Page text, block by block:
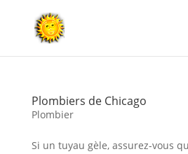
Plombiers de Chicago
Plombier
Si un tuyau gèle, assurez-vous